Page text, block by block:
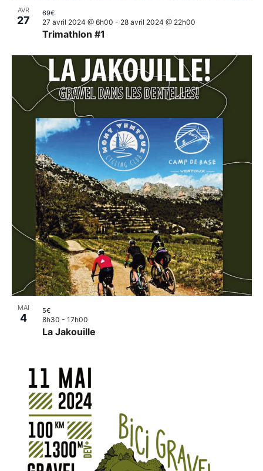
AVR
27
Trimathlon #1
27 avril 2024 @ 6h00 - 28 avril 2024 @ 22h00
69€
MAI
4
La Jakouille
8h30 - 17h00
5€